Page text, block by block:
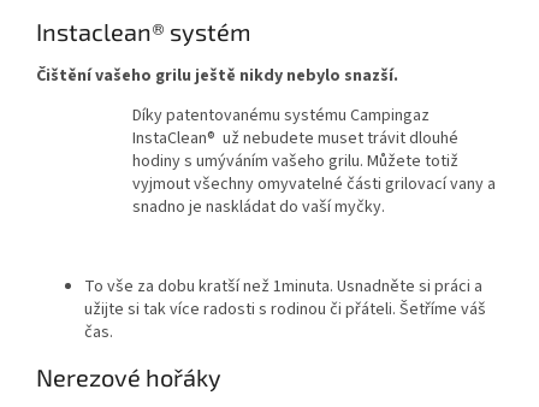
Instaclean® systém
Čištění vašeho grilu ještě nikdy nebylo snazší.
Díky patentovanému systému Campingaz
InstaClean® už nebudete muset trávit dlouhé
hodiny s umýváním vašeho grilu. Můžete totiž
vyjmout všechny omyvatelné části grilovací vany a
snadno je naskládat do vaší myčky.
To vše za dobu kratší než 1minuta. Usnadněte si práci a
užijte si tak více radosti s rodinou či přáteli. Šetříme váš
čas.
Nerezové hořáky